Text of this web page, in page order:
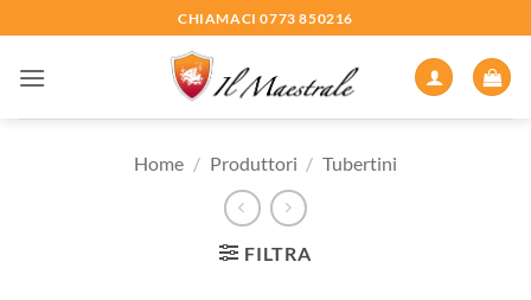
ai
contenuti
CHIAMACI 0773 850216
Home / Produttori / Tubertini
FILTRA